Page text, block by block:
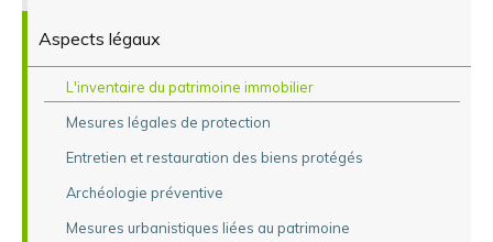
Aspects légaux
L'inventaire du patrimoine immobilier
Mesures légales de protection
Entretien et restauration des biens protégés
Archéologie préventive
Mesures urbanistiques liées au patrimoine